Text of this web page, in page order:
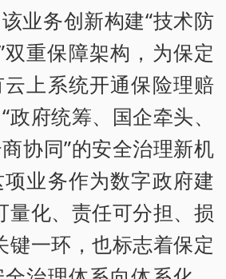
业务创新构建“技术防
重保障架构，为保定
上系统开通保险理赔
府统筹、国企牵头、
协同”的安全治理新机
业务作为数字政府建
量化、责任可分担、损
键一环，也标志着保定